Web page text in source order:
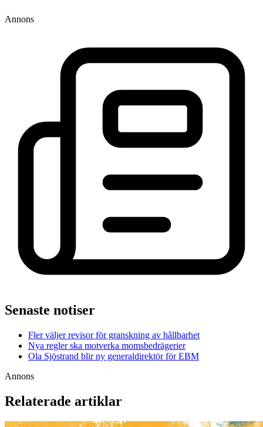
Annons
Senaste notiser
Fler väljer revisor för granskning av hållbarhet
Nya regler ska motverka momsbedrägerier
Ola Sjöstrand blir ny generaldirektör för EBM
Annons
Relaterade artiklar